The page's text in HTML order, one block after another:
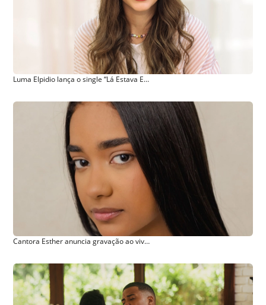
Luma Elpidio lança o single “Lá Estava Eu”, profunda reflexão nos Evangelhos de Jesus Cristo
Cantora Esther anuncia gravação ao vivo de álbum autoral com participações especiais no Rio de Janeiro